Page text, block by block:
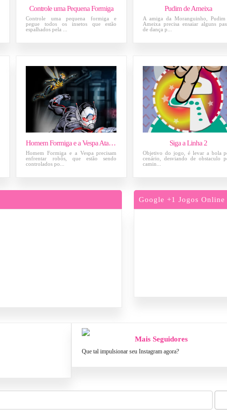
Controle uma Pequena Formiga
Controle uma pequena formiga e
pegue todos os insetos que estão
espalhados pela ...
Pudim de Ameixa
A amiga da Moranguinho, Pudim
Ameixa precisa ensaiar alguns
de dança p...
Homem Formiga e a Vespa Ataque dos Robôs
Homem Formiga e a Vespa precisam
enfrentar robôs, que estão sendo
controlados po...
Siga a Linha 2
Objetivo do jogo, é levar a bola
cenário, desviando de obstaculo
camin...
Google +1 Jogos Online
Mais Seguidores
Que tal impulsionar seu Instagram agora?